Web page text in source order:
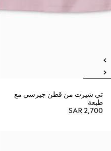
تي شيرت من قطن جيرسي مع
طبعة
SAR 2,700